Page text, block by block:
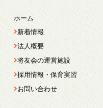
ホーム
新着情報
法人概要
将友会の運営施設
採用情報・保育実習
お問い合わせ